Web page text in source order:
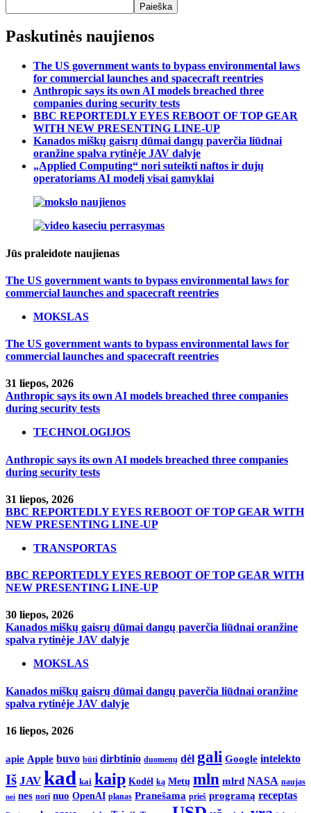
Paieška
Paskutinės naujienos
The US government wants to bypass environmental laws
for commercial launches and spacecraft reentries
Anthropic says its own AI models breached three
companies during security tests
BBC REPORTEDLY EYES REBOOT OF TOP GEAR
WITH NEW PRESENTING LINE-UP
Kanados miškų gaisrų dūmai dangų paverčia liūdnai
oranžine spalva rytinėje JAV dalyje
„Applied Computing“ nori suteikti naftos ir dujų
operatoriams AI modelį visai gamyklai
Jūs praleidote naujienas
The US government wants to bypass environmental laws for
commercial launches and spacecraft reentries
MOKSLAS
The US government wants to bypass environmental laws for
commercial launches and spacecraft reentries
31 liepos, 2026
Anthropic says its own AI models breached three companies
during security tests
TECHNOLOGIJOS
Anthropic says its own AI models breached three companies
during security tests
31 liepos, 2026
BBC REPORTEDLY EYES REBOOT OF TOP GEAR WITH
NEW PRESENTING LINE-UP
TRANSPORTAS
BBC REPORTEDLY EYES REBOOT OF TOP GEAR WITH
NEW PRESENTING LINE-UP
30 liepos, 2026
Kanados miškų gaisrų dūmai dangų paverčia liūdnai oranžine
spalva rytinėje JAV dalyje
MOKSLAS
Kanados miškų gaisrų dūmai dangų paverčia liūdnai oranžine
spalva rytinėje JAV dalyje
16 liepos, 2026
apie Apple buvo būti dirbtinio duomenų dėl gali Google intelekto
Iš JAV kad kai kaip Kodėl ką Metų mln mlrd NASA naujas
nei nes nori nuo OpenAI planas Pranešama prieš programą receptas